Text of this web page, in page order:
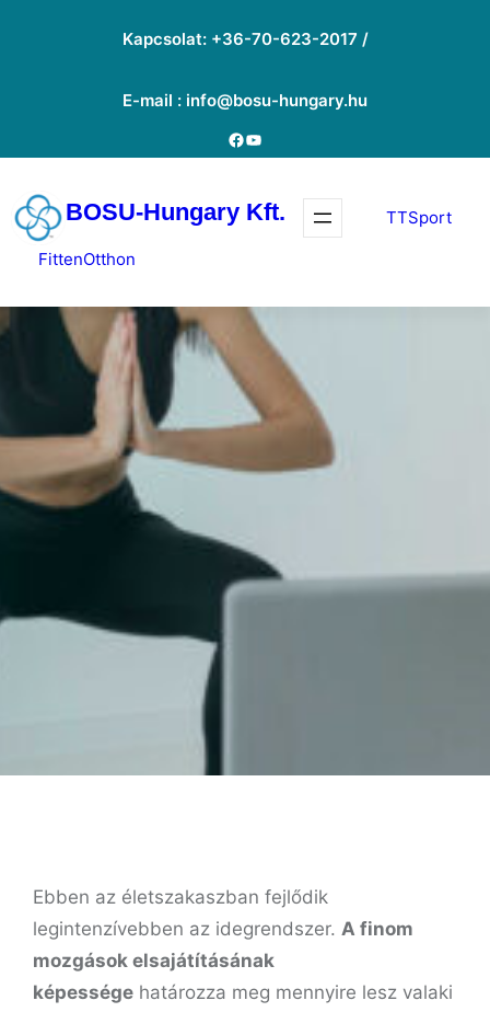
Kapcsolat: +36-70-623-2017 /
E-mail : info@bosu-hungary.hu
Facebook
YouTube
BOSU-Hungary Kft.
TTSport
FittenOtthon
Ebben az életszakaszban fejlődik
legintenzívebben az idegrendszer. A finom
mozgások elsajátításának
képessége határozza meg mennyire lesz valaki